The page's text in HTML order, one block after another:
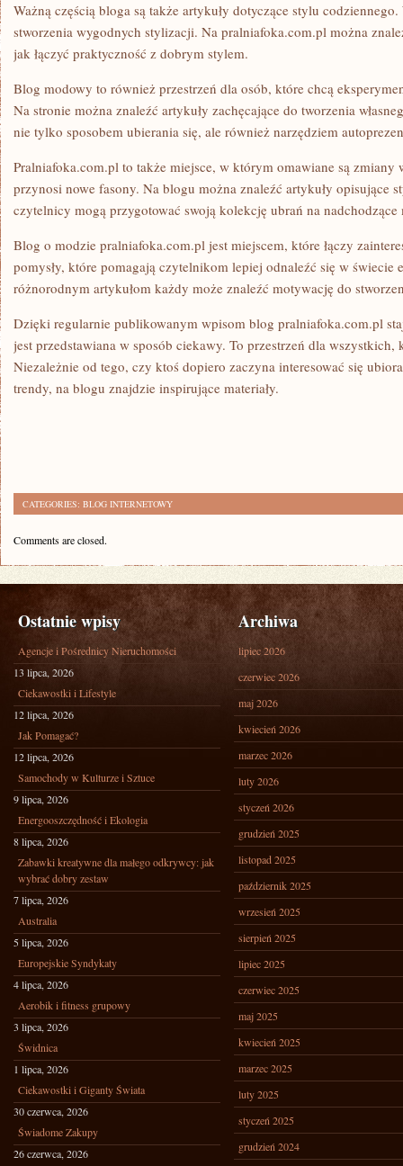
Ważną częścią bloga są także artykuły dotyczące stylu
stworzenia wygodnych stylizacji. Na pralniafoka.com.pl można
jak łączyć praktyczność z dobrym stylem.
Blog modowy to również przestrzeń dla osób, które chcą
Na stronie można znaleźć artykuły zachęcające do tworzenia
nie tylko sposobem ubierania się, ale również narzędziem
Pralniafoka.com.pl to także miejsce, w którym omawiane są zmiany
przynosi nowe fasony. Na blogu można znaleźć artykuły opisujące
czytelnicy mogą przygotować swoją kolekcję ubrań na nadchodzące
Blog o modzie pralniafoka.com.pl jest miejscem, które łączy
pomysły, które pomagają czytelnikom lepiej odnaleźć się w
różnorodnym artykułom każdy może znaleźć motywację do
Dzięki regularnie publikowanym wpisom blog pralniafoka.com.pl
jest przedstawiana w sposób ciekawy. To przestrzeń dla
Niezależnie od tego, czy ktoś dopiero zaczyna interesować się
trendy, na blogu znajdzie inspirujące materiały.
CATEGORIES: BLOG INTERNETOWY
Comments are closed.
Ostatnie wpisy
Agencje i Pośrednicy Nieruchomości
13 lipca, 2026
Ciekawostki i Lifestyle
12 lipca, 2026
Jak Pomagać?
12 lipca, 2026
Samochody w Kulturze i Sztuce
9 lipca, 2026
Energooszczędność i Ekologia
8 lipca, 2026
Zabawki kreatywne dla małego odkrywcy: jak
wybrać dobry zestaw
7 lipca, 2026
Australia
5 lipca, 2026
Europejskie Syndykaty
4 lipca, 2026
Aerobik i fitness grupowy
3 lipca, 2026
Świdnica
1 lipca, 2026
Ciekawostki i Giganty Świata
30 czerwca, 2026
Świadome Zakupy
26 czerwca, 2026
Archiwa
lipiec 2026
czerwiec 2026
maj 2026
kwiecień 2026
marzec 2026
luty 2026
styczeń 2026
grudzień 2025
listopad 2025
październik 2025
wrzesień 2025
sierpień 2025
lipiec 2025
czerwiec 2025
maj 2025
kwiecień 2025
marzec 2025
luty 2025
styczeń 2025
grudzień 2024